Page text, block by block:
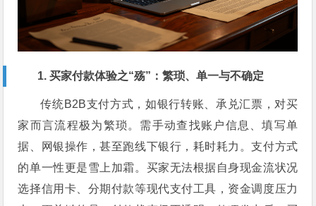
1. 买家付款体验之“殇”：繁琐、单一与不确定
传统B2B支付方式，如银行转账、承兑汇票，对买
家而言流程极为繁琐。需手动查找账户信息、填写单
据、网银操作，甚至跑线下银行，耗时耗力。支付方式
的单一性更是雪上加霜。买家无法根据自身现金流状况
选择信用卡、分期付款等现代支付工具，资金调度压力